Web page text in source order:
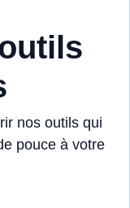
nos outils qui
pouce à votre